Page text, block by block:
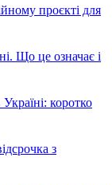
проєкті для
Що це означає і
коротко
з